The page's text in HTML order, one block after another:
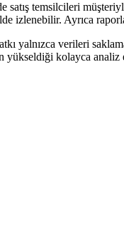
satış temsilcileri
izlenebilir. Ayrıca
yalnızca verileri
yükseldiği kolayca